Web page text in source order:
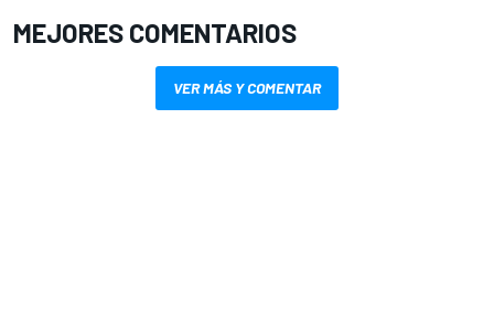
MEJORES COMENTARIOS
VER MÁS Y COMENTAR